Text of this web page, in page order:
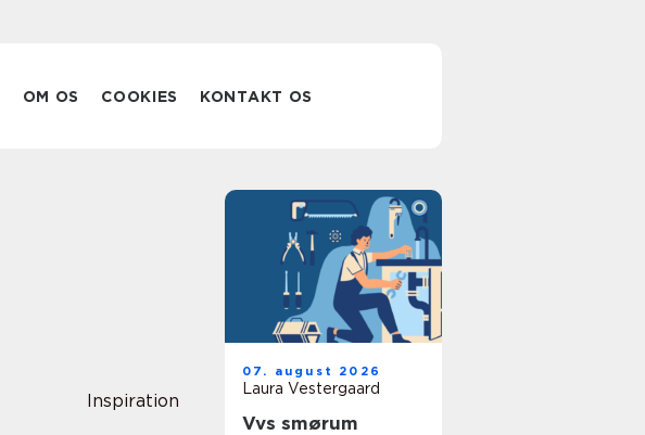
OM OS COOKIES KONTAKT OS
Inspiration
07. august 2026
Laura Vestergaard
Vvs smørum